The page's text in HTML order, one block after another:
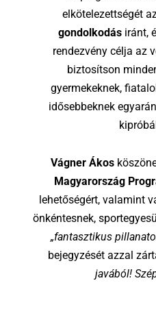
elkötelezettségét
gondolkodás iránt,
rendezvény célja az
biztosítson
gyermekeknek,
idősebbeknek
Vágner Ákos
Magyarország
lehetőségért, valamint
önkéntesnek,
„fantasztikus
bejegyzését azzal
javából!